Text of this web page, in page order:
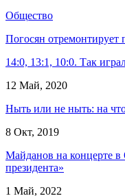
Общество
Погосян отремонтирует
14:0, 13:1, 10:0. Так
12 Май, 2020
Ныть или не ныть: на
8 Окт, 2019
Майданов на концерте
президента»
1 Май, 2022